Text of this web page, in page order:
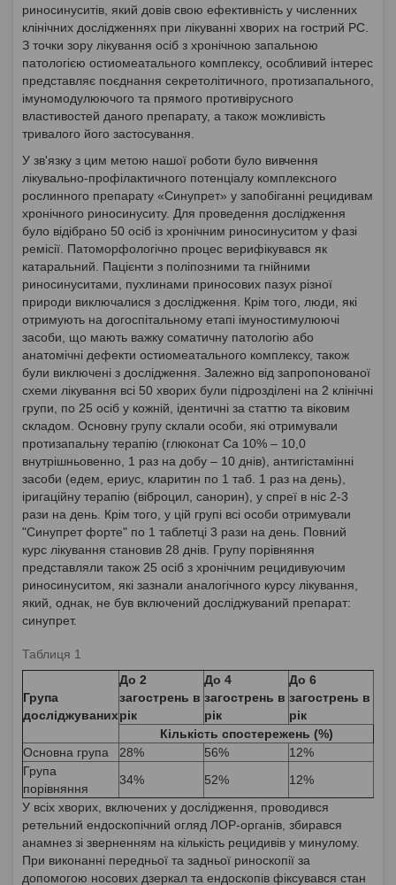
риносинуситів, який довів свою ефективність у численних
клінічних дослідженнях при лікуванні хворих на гострий РС.
З точки зору лікування осіб з хронічною запальною
патологією остиомеатального комплексу, особливий інтерес
представляє поєднання секретолітичного, протизапального,
імуномодулюючого та прямого противірусного
властивостей даного препарату, а також можливість
тривалого його застосування.
У зв'язку з цим метою нашої роботи було вивчення
лікувально-профілактичного потенціалу комплексного
рослинного препарату «Синупрет» у запобіганні рецидивам
хронічного риносинуситу. Для проведення дослідження
було відібрано 50 осіб із хронічним риносинуситом у фазі
ремісії. Патоморфологічно процес верифікувався як
катаральний. Пацієнти з поліпозними та гнійними
риносинуситами, пухлинами приносових пазух різної
природи виключалися з дослідження. Крім того, люди, які
отримують на догоспітальному етапі імуностимулюючі
засоби, що мають важку соматичну патологію або
анатомічні дефекти остиомеатального комплексу, також
були виключені з дослідження. Залежно від запропонованої
схеми лікування всі 50 хворих були підрозділені на 2 клінічні
групи, по 25 осіб у кожній, ідентичні за статтю та віковим
складом. Основну групу склали особи, які отримували
протизапальну терапію (глюконат Са 10% – 10,0
внутрішньовенно, 1 раз на добу – 10 днів), антигістамінні
засоби (едем, ериус, кларитин по 1 таб. 1 раз на день),
іригаційну терапію (віброцил, санорин), у спреї в ніс 2-3
рази на день. Крім того, у цій групі всі особи отримували
"Синупрет форте" по 1 таблетці 3 рази на день. Повний
курс лікування становив 28 днів. Групу порівняння
представляли також 25 осіб з хронічним рецидивуючим
риносинуситом, які зазнали аналогічного курсу лікування,
який, однак, не був включений досліджуваний препарат:
синупрет.
Таблиця 1
Група
досліджуваних
До 2
загострень в
рік
До 4
загострень в
рік
До 6
загострень в
рік
Кількість спостережень (%)
Основна група
28% 56%
12%
Група
порівняння
34% 52%
12%
У всіх хворих, включених у дослідження, проводився
ретельний ендоскопічний огляд ЛОР-органів, збирався
анамнез зі зверненням на кількість рецидивів у минулому.
При виконанні передньої та задньої риноскопії за
допомогою носових дзеркал та ендоскопів фіксувався стан